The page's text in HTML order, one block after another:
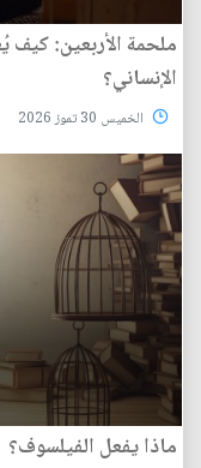
ملحمة الأربعين: كيف
الإنساني؟
الخميس 30 تموز 2026
ماذا يفعل الفيلسوف؟